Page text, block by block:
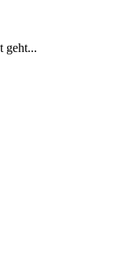
geht...